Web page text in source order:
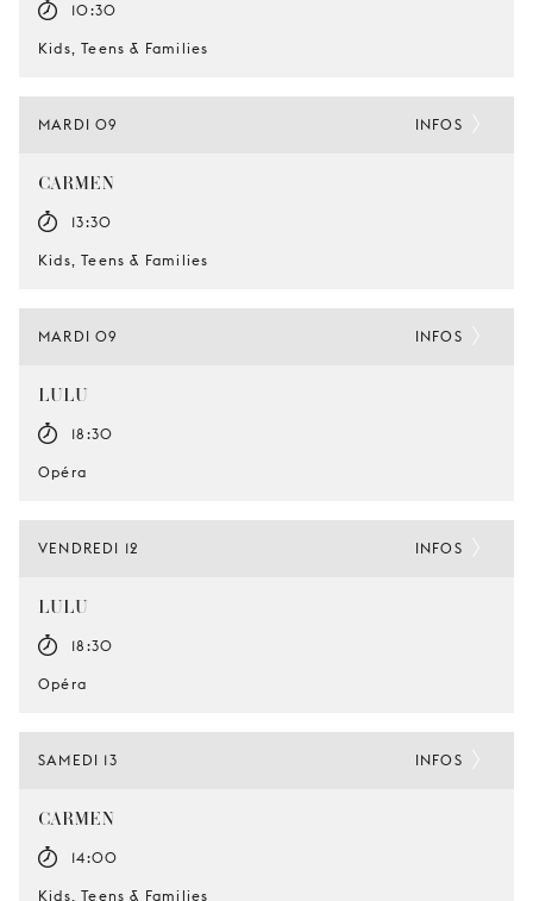
10:30
Kids, Teens & Families
MARDI 09
CARMEN
13:30
Kids, Teens & Families
INFOS
MARDI 09
LULU
18:30
Opéra
INFOS
VENDREDI 12
LULU
18:30
Opéra
INFOS
SAMEDI 13
CARMEN
14:00
Kids, Teens & Families
INFOS